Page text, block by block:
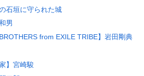
石垣に守られた城
男
from EXILE TRIBE】岩田剛典
】宮崎駿